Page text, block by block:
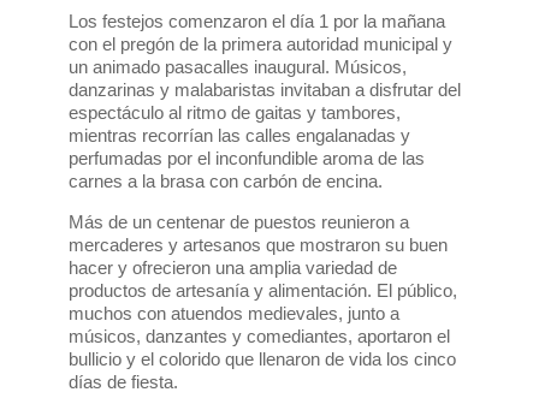
Los festejos comenzaron el día 1 por la mañana
con el pregón de la primera autoridad municipal y
un animado pasacalles inaugural. Músicos,
danzarinas y malabaristas invitaban a disfrutar del
espectáculo al ritmo de gaitas y tambores,
mientras recorrían las calles engalanadas y
perfumadas por el inconfundible aroma de las
carnes a la brasa con carbón de encina.
Más de un centenar de puestos reunieron a
mercaderes y artesanos que mostraron su buen
hacer y ofrecieron una amplia variedad de
productos de artesanía y alimentación. El público,
muchos con atuendos medievales, junto a
músicos, danzantes y comediantes, aportaron el
bullicio y el colorido que llenaron de vida los cinco
días de fiesta.